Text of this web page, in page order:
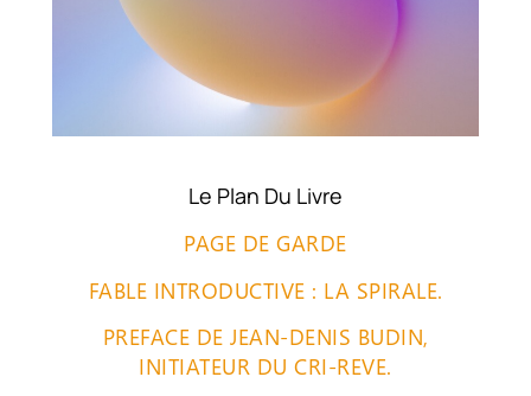
Le Plan Du Livre
PAGE DE GARDE
FABLE INTRODUCTIVE : LA SPIRALE.
PREFACE DE JEAN-DENIS BUDIN,
INITIATEUR DU CRI-REVE.